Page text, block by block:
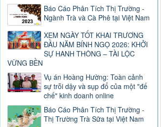
Báo Cáo Phân Tích Thị Trường -
Ngành Trà và Cà Phê tại Việt Nam
XEM NGÀY TỐT KHAI TRƯƠNG
ĐẦU NĂM BÍNH NGỌ 2026: KHỞI
SỰ HANH THÔNG – TÀI LỘC
VỮNG BỀN
Vụ án Hoàng Hường: Toàn cảnh
sự trỗi dậy và sụp đổ của một "đế
chế" kinh doanh online
Báo Cáo Phân Tích Thị Trường -
Thị Trường Trà Sữa tại Việt Nam